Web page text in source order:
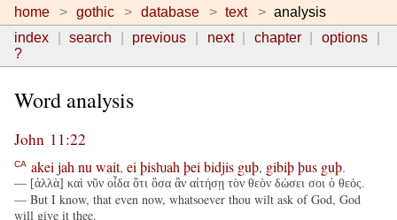
home gothic database text
analysis
index
search previous next chapter
options
?
Word analysis
John 11:22
CA akei jah nu wait, ei þisƕah þei bidjis guþ, gibiþþus guþ.
— [ἀλλὰ] καὶ νῦν οἶδα ὅτι ὅσα ἂν αἰτήσῃ τὸν θεὸν δώσει σοι ὁ θεός.
— But I know, that even now, whatsoever thou wilt ask of God, God
will give it thee.